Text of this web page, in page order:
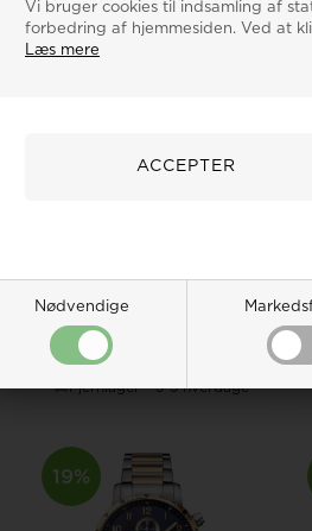
Vi bruger cookies til indsamling af
forbedring af hjemmesiden. Ved at
Læs mere
Nødvendige
Vejl. udsalgspris1.700,00
DKR1.500,00 1.377,00
LÆG I KURV
Fjernlager - 3-5 hverdage
19%